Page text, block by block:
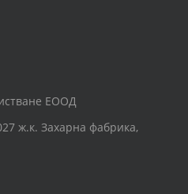
ЕООД
ж.к. Захарна фабрика,